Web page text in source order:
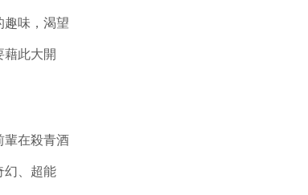
趣味，渴望
藉此大開
輩在殺青酒
幻、超能